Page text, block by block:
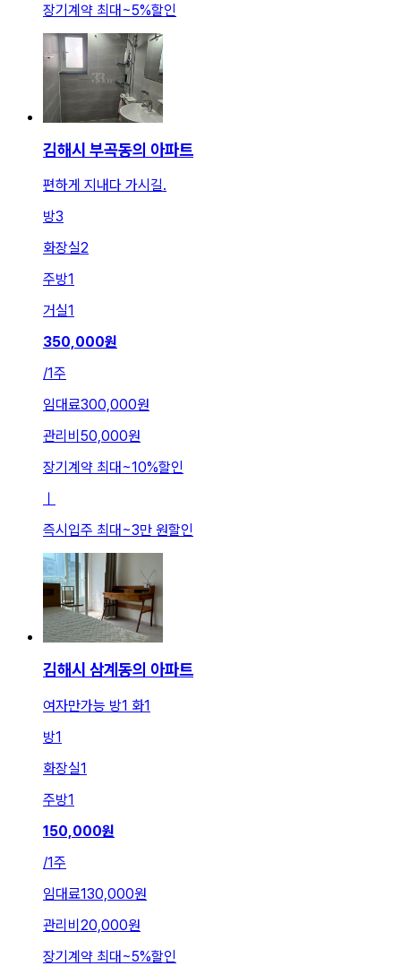
장기계약 최대~5%할인
김해시 부곡동의 아파트
편하게 지내다 가시길.
방3
화장실2
주방1
거실1
350,000원
/1주
임대료300,000원
관리비 50,000원
장기계약 최대 ~10%할인
즉시입주 최대 ~3만 원할인
김해시 삼계동의 아파트
여자만가능 방1 화1
방1
화장실1
주방1
150,000원
/1주
임대료130,000원
관리비 20,000원
장기계약 최대~5%할인